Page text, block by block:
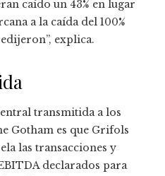
caído un 43% en lugar
a la caída del 100%
explica.
transmitida a los
Gotham es que Grifols
las transacciones y
declarados para